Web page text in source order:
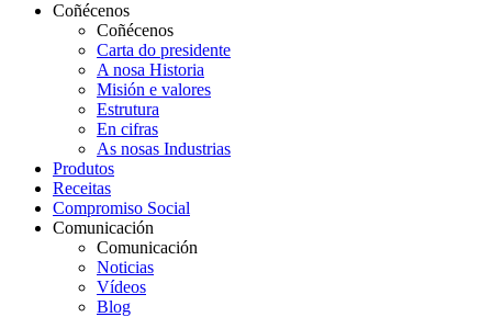
Coñécenos
Coñécenos
Carta do presidente
A nosa Historia
Misión e valores
Estrutura
En cifras
As nosas Industrias
Produtos
Receitas
Compromiso Social
Comunicación
Comunicación
Noticias
Vídeos
Blog